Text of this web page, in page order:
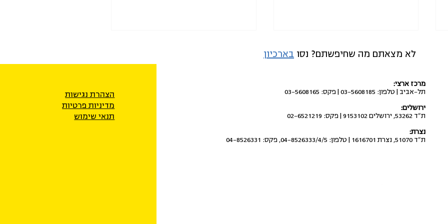
מתוכנית החומש לחברה הערבית
משרד החינוך
לא מצאתם מה שחיפשתם? נסו בארכיון
הצהרת נגישות
מדיניות פרטיות
תנאי שימוש
מרכז ארצי:
תל-אביב | טלפון: 03-5608185 | פקס: 03-5608165
ירושלים:
ת"ד 53262, ירושלים 9153102 | פקס: 02-6521219
נצרת:
ת"ד 51070, נצרת 1616701 | טלפון: 04-8526333/4/5, פקס: 04-8526331